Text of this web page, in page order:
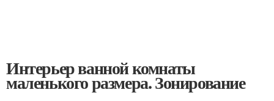
Интерьер ванной комнаты
маленького размера. Зонирование